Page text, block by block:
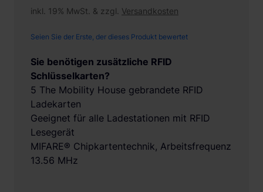
inkl. 19% MwSt. & zzgl. Versandkosten
Seien Sie der Erste, der dieses Produkt bewertet
Sie benötigen zusätzliche RFID
Schlüsselkarten?
5 The Mobility House gebrandete RFID
Ladekarten
Geeignet für alle Ladestationen mit RFID
Lesegerät
MIFARE® Chipkartentechnik, Arbeitsfrequenz
13.56 MHz